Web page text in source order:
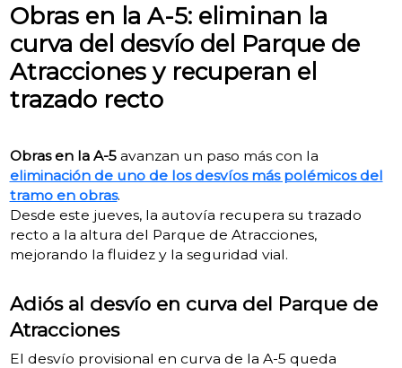
Obras en la A-5: eliminan la
curva del desvío del Parque de
Atracciones y recuperan el
trazado recto
Obras en la A-5avanzan un paso más con la
eliminación de uno de los desvíos más polémicos del
tramo en obras.
Desde este jueves, la autovía recupera su trazado
recto a la altura del Parque de Atracciones,
mejorando la fluidez y la seguridad vial.
Adiós al desvío en curva del Parque de
Atracciones
El desvío provisional en curva de la A-5 queda